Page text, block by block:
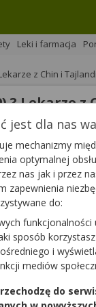
Leki i farmacja
z Chin i
? Lekarze
Chiny testują
jednak
jest dla nas
mechanizmy
optymalnej
nas jak i przez
zapewnienia
do:
funkcjonalności
sposób
i
mediów
do